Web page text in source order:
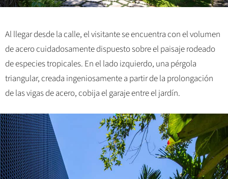
Al llegar desde la calle, el visitante se encuentra con el volumen
de acero cuidadosamente dispuesto sobre el paisaje rodeado
de especies tropicales. En el lado izquierdo, una pérgola
triangular, creada ingeniosamente a partir de la prolongación
de las vigas de acero, cobija el garaje entre el jardín.